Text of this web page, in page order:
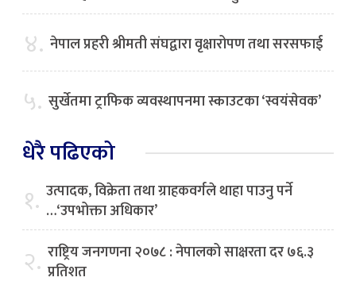
४. नेपाल प्रहरी श्रीमती संघद्वारा वृक्षारोपण तथा सरसफाई
५. सुर्खेतमा ट्राफिक व्यवस्थापनमा स्काउटका ‘स्वयंसेवक’
धेरै पढिएको
१. उत्पादक, विक्रेता तथा ग्राहकवर्गले थाहा पाउनु पर्ने
…‘उपभोक्ता अधिकार’
२. राष्ट्रिय जनगणना २०७८ : नेपालको साक्षरता दर ७६.३
प्रतिशत